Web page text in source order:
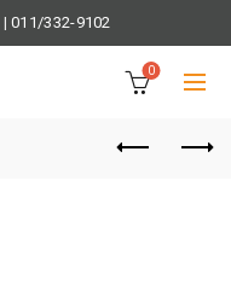
|011/332-9102
0